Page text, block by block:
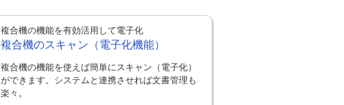
複合機の機能を有効活用して電子化
複合機のスキャン（電子化機能）
複合機の機能を使えば簡単にスキャン（電子化）
ができます。システムと連携させれば文書管理も
楽々。